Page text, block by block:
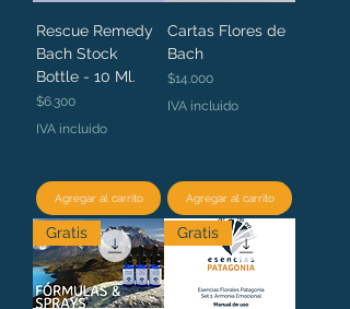
Rescue Remedy
Bach Stock
Bottle - 10 Ml.
Precio
$6.300
IVA incluido
Agregar al carrito
Cartas Flores de
Bach
Precio
$14.000
IVA incluido
Agregar al carrito
Gratis Gratis